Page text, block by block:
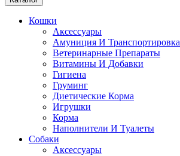
Кошки
Аксессуары
Амуниция И Транспортировка
Ветеринарные Препараты
Витамины И Добавки
Гигиена
Груминг
Диетические Корма
Игрушки
Корма
Наполнители И Туалеты
Собаки
Аксессуары